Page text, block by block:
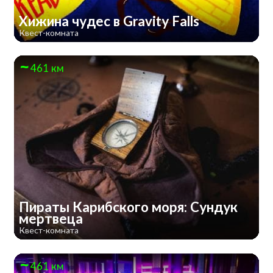
Хижина чудес в Gravity Falls
Квест-комната
461 км
Пираты Карибского моря: Сундук
мертвеца
Квест-комната
461 км